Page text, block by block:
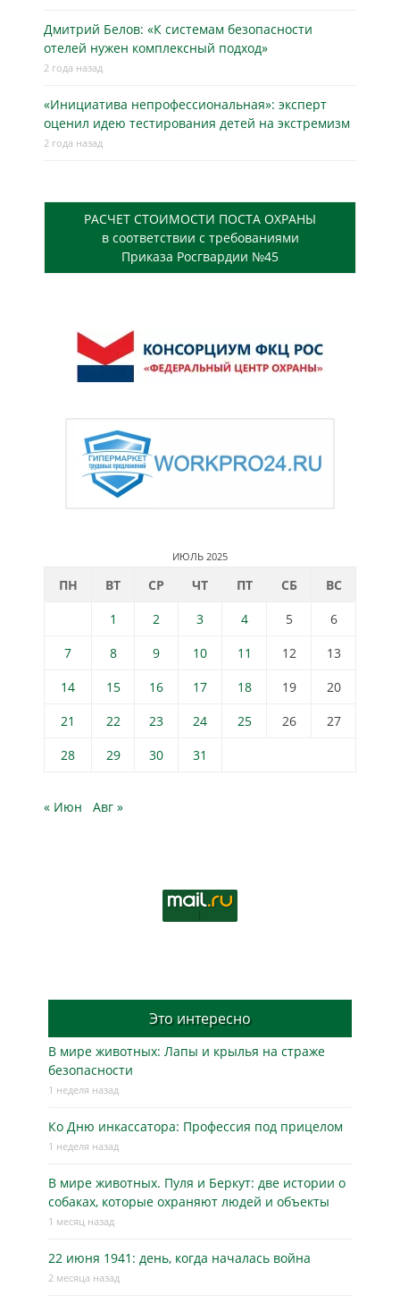
Дмитрий Белов: «К системам безопасности
отелей нужен комплексный подход»
2 года назад
«Инициатива непрофессиональная»: эксперт
оценил идею тестирования детей на экстремизм
2 года назад
РАСЧЕТ СТОИМОСТИ ПОСТА ОХРАНЫ
в соответствии с требованиями
Приказа Росгвардии №45
ИЮЛЬ 2025
ПН ВТ СР ЧТ ПТ СБ
ВС
1
2 3 4 5
6
7
8 9 10 11 12
13
14
15 16 17 18 19
20
21
22 23 24 25 26
27
28
29 30 31
« Июн Авг »
Это интересно
В мире животных: Лапы и крылья на страже
безопасности
1 неделя назад
Ко Дню инкассатора: Профессия под прицелом
1 неделя назад
В мире животных. Пуля и Беркут: две истории о
собаках, которые охраняют людей и объекты
1 месяц назад
22 июня 1941: день, когда началась война
2 месяца назад